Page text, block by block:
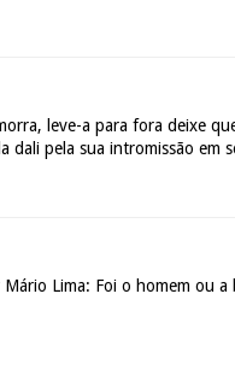
leve-a para fora deixe
dali pela sua intromissão em
Lima: Foi o homem ou